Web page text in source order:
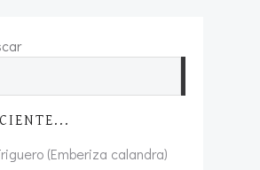
(Emberiza calandra)